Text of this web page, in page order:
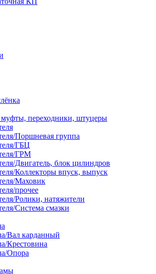
переходники, штуцеры
Поршневая группа
ГБЦ
ГРМ
Двигатель, блок цилиндров
Коллекторы впуск, выпуск
Маховик
прочее
Ролики, натяжители
Система смазки
Вал карданный
Крестовина
Опора